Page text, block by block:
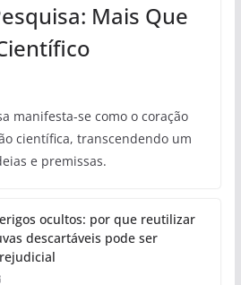
Mais Que
manifesta-se como o coração
científica, transcendendo um
e premissas.
ocultos: por que reutilizar
descartáveis pode ser